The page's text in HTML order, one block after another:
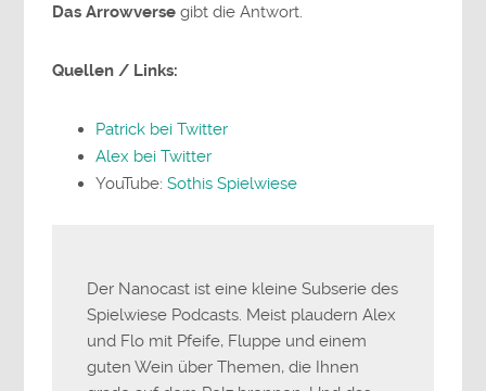
Das Arrowverse gibt die Antwort.
Quellen / Links:
Patrick bei Twitter
Alex bei Twitter
YouTube:Sothis Spielwiese
Der Nanocast ist eine kleine Subserie des
Spielwiese Podcasts. Meist plaudern Alex
und Flo mit Pfeife, Fluppe und einem
guten Wein über Themen, die Ihnen